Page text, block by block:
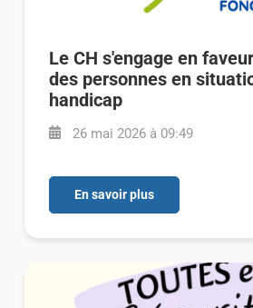
Le CH s'engage en
des personnes en
handicap
26 mai 2026 à 09:49
En savoir plus